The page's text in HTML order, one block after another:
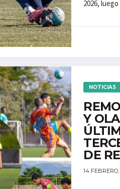
2026,
NOTICIAS
Y
DE
14